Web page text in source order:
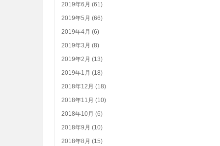
2019年6月 (61)
2019年5月 (66)
2019年4月 (6)
2019年3月 (8)
2019年2月 (13)
2019年1月 (18)
2018年12月 (18)
2018年11月 (10)
2018年10月 (6)
2018年9月 (10)
2018年8月 (15)